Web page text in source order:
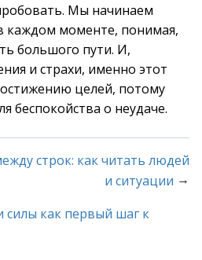
Мы начинаем
каждом моменте, понимая,
большого пути. И,
и страхи, именно этот
целей, потому
беспокойства о неудаче.
строк: как читать людей
и ситуации →
силы как первый шаг к